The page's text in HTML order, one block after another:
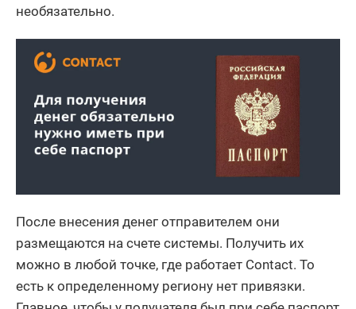
необязательно.
После внесения денег отправителем они
размещаются на счете системы. Получить их
можно в любой точке, где работает Contact. То
есть к определенному региону нет привязки.